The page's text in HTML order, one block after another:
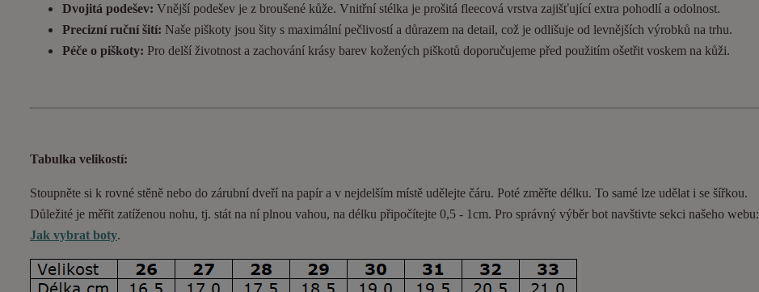
Dvojitá podešev: Vnější podešev je z broušené kůže. Vnitřní stélka je prošitá fleecová vrstva zajišťující extra pohodlí a odolnost.
Precizní ruční šití: Naše piškoty jsou šity s maximální pečlivostí a důrazem na detail, což je odlišuje od levnějších výrobků na trhu.
Péče o piškoty: Pro delší životnost a zachování krásy barev kožených piškotů doporučujeme před použitím ošetřit voskem na kůži.
Tabulka velikostí:
Stoupněte si k rovné stěně nebo do zárubní dveří na papír a v nejdelším místě udělejte čáru. Poté změřte délku. To samé lze udělat i se šířkou.
Důležité je měřit zatíženou nohu, tj. stát na ní plnou vahou, na délku připočítejte 0,5 - 1cm. Pro správný výběr bot navštivte sekci našeho webu:
Jak vybrat boty.